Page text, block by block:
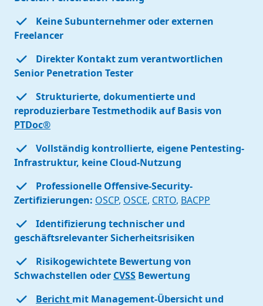
Keine Subunternehmer oder externen
Freelancer
Direkter Kontakt zum verantwortlichen
Senior Penetration Tester
Strukturierte, dokumentierte und
reproduzierbare Testmethodik auf Basis von
PTDoc®
Vollständig kontrollierte, eigene Pentesting-
Infrastruktur, keine Cloud-Nutzung
Professionelle Offensive-Security-
Zertifizierungen: OSCP, OSCE, CRTO, BACPP
Identifizierung technischer und
geschäftsrelevanter Sicherheitsrisiken
Risikogewichtete Bewertung von
Schwachstellen oder CVSS Bewertung
Bericht mit Management-Übersicht und